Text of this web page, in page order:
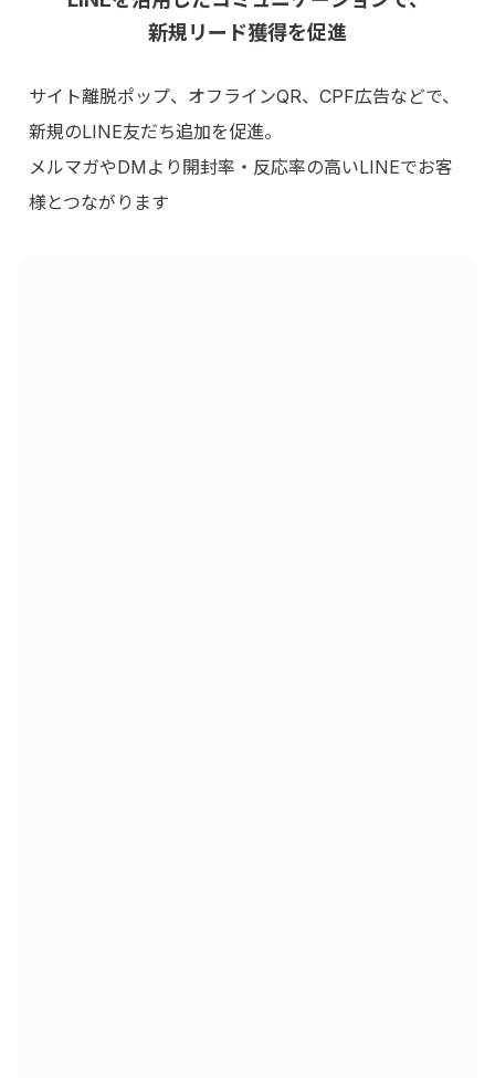
新規リード獲得を促進
サイト離脱ポップ、オフラインQR、CPF広告などで、
新規のLINE友だち追加を促進。
メルマガやDMより開封率・反応率の高いLINEでお客
様とつながります